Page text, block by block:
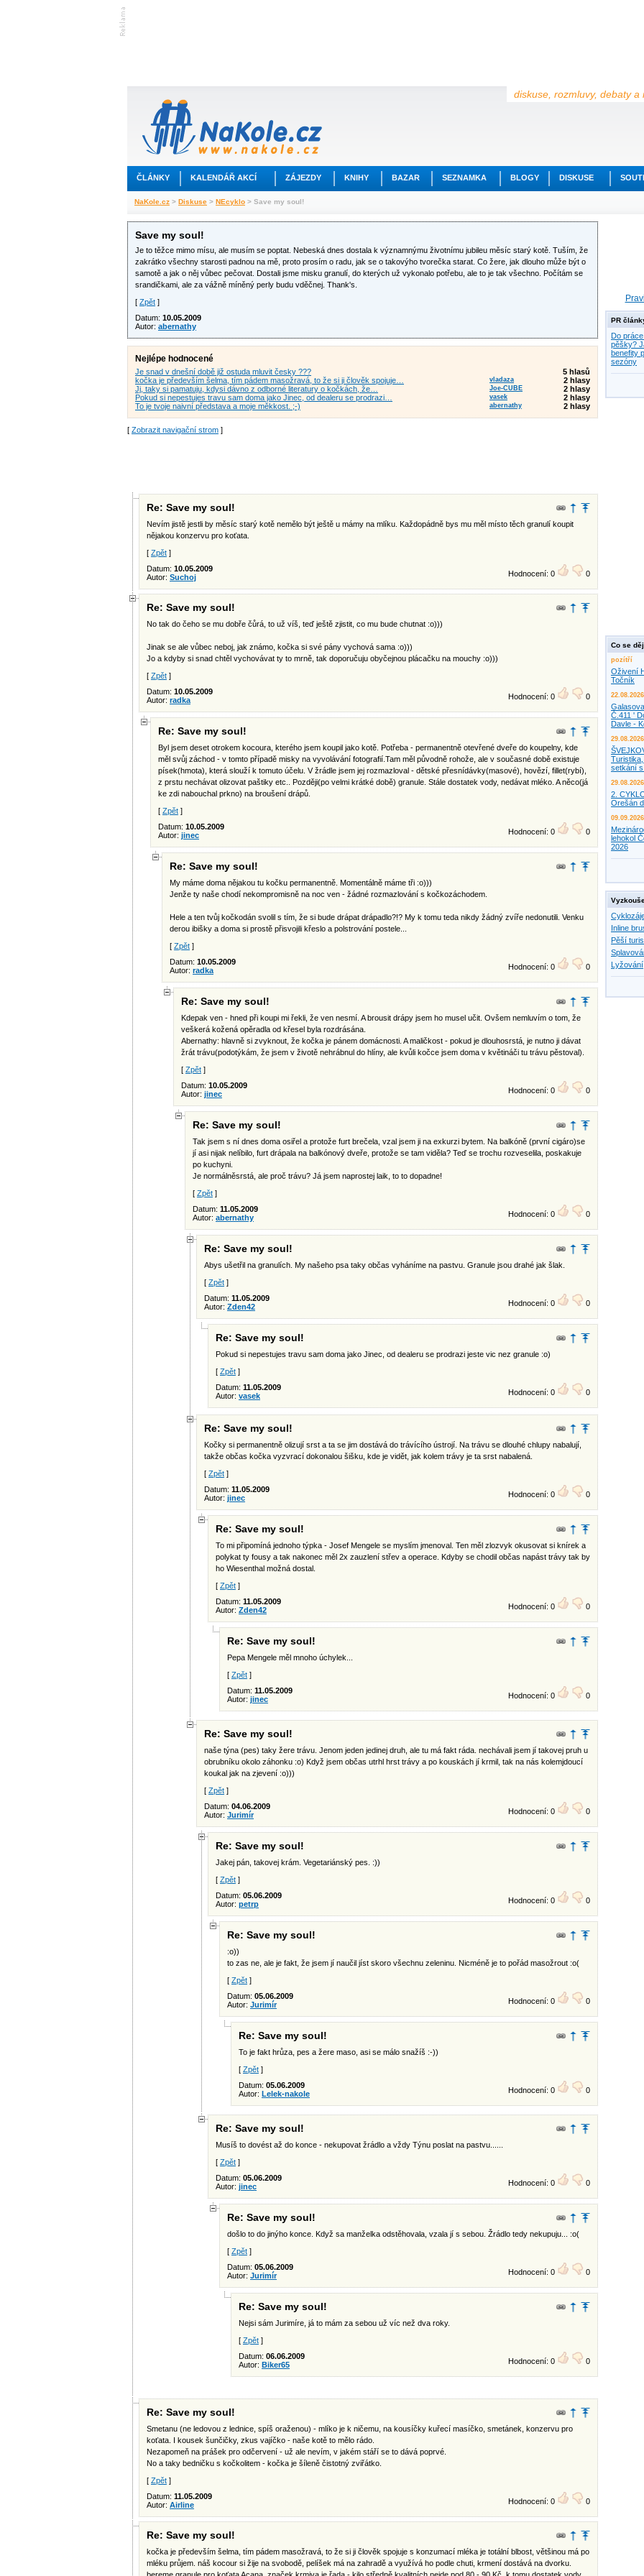
diskuse, rozmluvy, debaty a
ČLÁNKY KALENDÁŘ AKCÍ ZÁJEZDY KNIHY BAZAR SEZNAMKA BLOGY DISKUSE
NaKole.cz > Diskuse > NEcyklo > Save my soul!
Save my soul!
Je to těžce mimo mísu, ale musím se poptat. Nebeská dnes dostala k významnýmu životnímu jubileu měsíc starý kotě. Tuším, že
zakrátko všechny starosti padnou na mě, proto prosím o radu, jak se o takovýho tvorečka starat. Co žere, jak dlouho může být o
samotě a jak o něj vůbec pečovat. Dostali jsme misku granulí, do kterých už vykonalo potřebu, ale to je tak všechno. Počítám se
srandičkami, ale za vážně míněný perly budu vděčnej. Thank's.
[ Zpět ]
Datum: 10.05.2009
Autor: abernathy
Nejlépe hodnocené
Je snad v dnešní době již ostuda mluvit česky ???
5 hlasů
kočka je především šelma, tím pádem masožravá, to že si ji člověk spojuje…
vladaza
2 hlasy
Jj, taky si pamatuju, kdysi dávno z odborné literatury o kočkách, že…
Joe-CUBE
2 hlasy
Pokud si nepestujes travu sam doma jako Jinec, od dealeru se prodrazi…
vasek
2 hlasy
To je tvoje naivní představa a moje měkkost. ;-)
abernathy 2 hlasy
[ Zobrazit navigační strom ]
Re: Save my soul!
Nevím jistě jestli by měsíc starý kotě nemělo být ještě u mámy na mlíku. Každopádně bys mu měl místo těch granulí koupit
nějakou konzervu pro koťata.
[ Zpět ]
Datum: 10.05.2009
Autor: Suchoj Hodnocení: 0 0
Re: Save my soul!
No tak do čeho se mu dobře čůrá, to už víš, teď ještě zjistit, co mu bude chutnat :o)))
Jinak se ale vůbec neboj, jak známo, kočka si své pány vychová sama :o)))
Jo a kdyby si snad chtěl vychovávat ty to mrně, tak doporučuju obyčejnou plácačku na mouchy :o)))
[ Zpět ]
Datum: 10.05.2009
Autor: radka Hodnocení: 0 0
Re: Save my soul!
Byl jsem deset otrokem kocoura, kterého jsem koupil jako kotě. Potřeba - permanentně otevřené dveře do koupelny, kde
měl svůj záchod - v tomto případě misky na vyvolávání fotografií.Tam měl původně rohože, ale v současné době existuje
písek(hmota), která slouží k tomuto účelu. V žrádle jsem jej rozmazloval - dětské přesnídávky(masové), hovězí, fillet(rybí),
z prstu nechávat olizovat paštiky etc.. Později(po velmi krátké době) granule. Stále dostatek vody, nedávat mléko. A něco(já
ke zdi nabouchal prkno) na broušení drápů.
[ Zpět ]
Datum: 10.05.2009
Autor: jinec Hodnocení: 0 0
Re: Save my soul!
My máme doma nějakou tu kočku permanentně. Momentálně máme tři :o)))
Jenže ty naše chodí nekompromisně na noc ven - žádné rozmazlování s kočkozáchodem.
Hele a ten tvůj kočkodán svolil s tím, že si bude drápat drápadlo?!? My k tomu teda nikdy žádný zvíře nedonutili. Venku
derou ibišky a doma si prostě přisvojili křeslo a polstrování postele...
[ Zpět ]
Datum: 10.05.2009
Autor: radka Hodnocení: 0 0
Re: Save my soul!
Kdepak ven - hned při koupi mi řekli, že ven nesmí. A brousit drápy jsem ho musel učit. Ovšem nemluvím o tom, že
veškerá kožená opěradla od křesel byla rozdrásána.
Abernathy: hlavně si zvyknout, že kočka je pánem domácnosti. A maličkost - pokud je dlouhosrstá, je nutno ji dávat
žrát trávu(podotýkám, že jsem v životě nehrábnul do hlíny, ale kvůli kočce jsem doma v květináči tu trávu pěstoval).
[ Zpět ]
Datum: 10.05.2009
Autor: jinec Hodnocení: 0 0
Re: Save my soul!
Tak jsem s ní dnes doma osiřel a protože furt brečela, vzal jsem ji na exkurzi bytem. Na balkóně (první cigáro)se
jí asi nijak nelíbilo, furt drápala na balkónový dveře, protože se tam viděla? Teď se trochu rozveselila, poskakuje
po kuchyni.
Je normálněsrstá, ale proč trávu? Já jsem naprostej laik, to to dopadne!
[ Zpět ]
Datum: 11.05.2009
Autor: abernathy Hodnocení: 0 0
Re: Save my soul!
Abys ušetřil na granulích. My našeho psa taky občas vyháníme na pastvu. Granule jsou drahé jak šlak.
[ Zpět ]
Datum: 11.05.2009
Autor: Zden42 Hodnocení: 0 0
Re: Save my soul!
Pokud si nepestujes travu sam doma jako Jinec, od dealeru se prodrazi jeste vic nez granule :o)
[ Zpět ]
Datum: 11.05.2009
Autor: vasek Hodnocení: 0 0
Re: Save my soul!
Kočky si permanentně olizují srst a ta se jim dostává do trávícího ústrojí. Na trávu se dlouhé chlupy nabalují,
takže občas kočka vyzvrací dokonalou šišku, kde je vidět, jak kolem trávy je ta srst nabalená.
[ Zpět ]
Datum: 11.05.2009
Autor: jinec Hodnocení: 0 0
Re: Save my soul!
To mi připomíná jednoho týpka - Josef Mengele se myslím jmenoval. Ten měl zlozvyk okusovat si knírek a
polykat ty fousy a tak nakonec měl 2x zauzlení střev a operace. Kdyby se chodil občas napást trávy tak by
ho Wiesenthal možná dostal.
[ Zpět ]
Datum: 11.05.2009
Autor: Zden42 Hodnocení: 0 0
Re: Save my soul!
Pepa Mengele měl mnoho úchylek...
[ Zpět ]
Datum: 11.05.2009
Autor: jinec Hodnocení: 0 0
Re: Save my soul!
naše týna (pes) taky žere trávu. Jenom jeden jedinej druh, ale tu má fakt ráda. nechávali jsem jí takovej pruh u
obrubníku okolo záhonku :o) Když jsem občas utrhl hrst trávy a po kouskách jí krmil, tak na nás kolemjdoucí
koukal jak na zjevení :o)))
[ Zpět ]
Datum: 04.06.2009
Autor: Jurimír Hodnocení: 0 0
Re: Save my soul!
Jakej pán, takovej krám. Vegetariánský pes. :))
[ Zpět ]
Datum: 05.06.2009
Autor: petrp Hodnocení: 0 0
Re: Save my soul!
:o))
to zas ne, ale je fakt, že jsem jí naučil jíst skoro všechnu zeleninu. Nicméně je to pořád masožrout :o(
[ Zpět ]
Datum: 05.06.2009
Autor: Jurimír Hodnocení: 0 0
Re: Save my soul!
To je fakt hrůza, pes a žere maso, asi se málo snažíš :-))
[ Zpět ]
Datum: 05.06.2009
Autor: Lelek-nakole Hodnocení: 0 0
Re: Save my soul!
Musíš to dovést až do konce - nekupovat žrádlo a vždy Týnu poslat na pastvu......
[ Zpět ]
Datum: 05.06.2009
Autor: jinec Hodnocení: 0 0
Re: Save my soul!
došlo to do jinýho konce. Když sa manželka odstěhovala, vzala jí s sebou. Žrádlo tedy nekupuju... :o(
[ Zpět ]
Datum: 05.06.2009
Autor: Jurimír Hodnocení: 0 0
Re: Save my soul!
Nejsi sám Jurimíre, já to mám za sebou už víc než dva roky.
[ Zpět ]
Datum: 06.06.2009
Autor: Biker65 Hodnocení: 0 0
Re: Save my soul!
Smetanu (ne ledovou z lednice, spíš oraženou) - mlíko je k ničemu, na kousíčky kuřecí masíčko, smetánek, konzervu pro
koťata. I kousek šunčičky, zkus vajíčko - naše kotě to mělo rádo.
Nezapomeň na prášek pro odčervení - už ale nevím, v jakém stáří se to dává poprvé.
No a taky bedničku s kočkolitem - kočka je šíleně čistotný zviřátko.
[ Zpět ]
Datum: 11.05.2009
Autor: Airline Hodnocení: 0 0
Re: Save my soul!
kočka je především šelma, tím pádem masožravá, to že si ji člověk spojuje s konzumací mléka je totální blbost, většinou má po
mléku průjem. náš kocour si žije na svobodě, pelíšek má na zahradě a využívá ho podle chuti, krmení dostává na dvorku.
PR
Do
pěšky?
benefity
sezóny
Co se
pozítří
Oživení
Točník
22.08.2026
Č.411 '
Davle -
29.08.2026
setkání
29.08.2026
2.
Orešán
09.09.2026
lehokol
2026
Inline
Pěší
Lyžování